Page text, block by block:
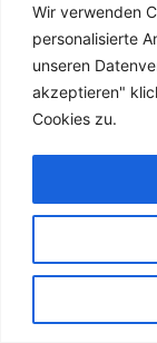
Wir verwenden
personalisierte
unseren
akzeptieren"
Cookies zu.
Was ist ein
Definition,